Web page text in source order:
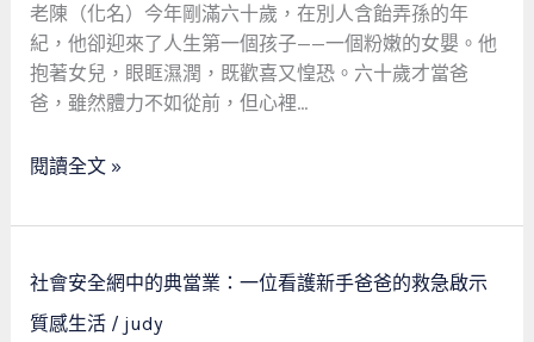
溫
暖
安
全
老陳（化名）今年剛滿六十歲，在別人含飴弄孫的年
紀，他卻迎來了人生第一個孩子——一個粉嫩的女嬰。他
抱著女兒，眼眶濕潤，既歡喜又惶恐。六十歲才當爸
爸，雖然體力不如從前，但心裡…
的
資
金
救
當
不
是
當
閱讀全文 »
社會安全網中的典當業：一位看護新手爸爸的救急啟示
質感生活/ judy
社
會
安